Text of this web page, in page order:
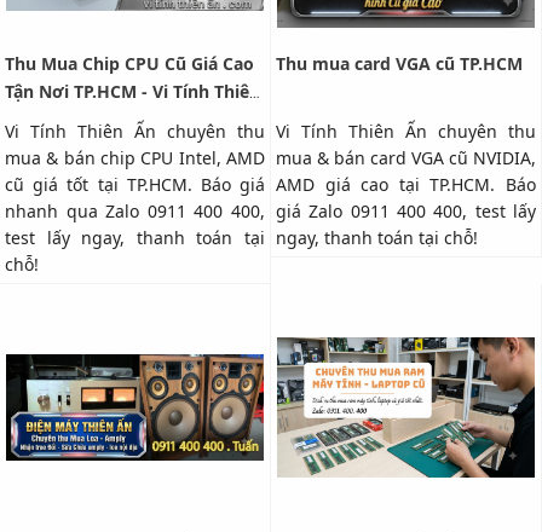
Thu Mua Chip CPU Cũ Giá Cao
Tận Nơi TP.HCM - Vi Tính Thiên
Ấn
Vi Tính Thiên Ấn chuyên thu
mua & bán chip CPU Intel, AMD
cũ giá tốt tại TP.HCM. Báo giá
nhanh qua Zalo 0911 400 400,
test lấy ngay, thanh toán tại
chỗ!
Thu mua card VGA cũ TP.HCM
Vi Tính Thiên Ấn chuyên thu
mua & bán card VGA cũ NVIDIA,
AMD giá cao tại TP.HCM. Báo
giá Zalo 0911 400 400, test lấy
ngay, thanh toán tại chỗ!